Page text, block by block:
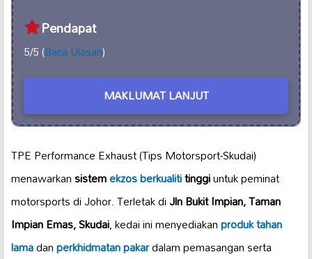
Pendapat
5/5 (Baca Ulasan)
MAKLUMAT LANJUT
TPE Performance Exhaust (Tips Motorsport-Skudai)
menawarkansistemekzos berkualititinggiuntuk peminat
motorsports di Johor. Terletak diJln Bukit Impian, Taman
Impian Emas, Skudai, kedai ini menyediakanproduk tahan
lamadanperkhidmatan pakardalam pemasangan serta